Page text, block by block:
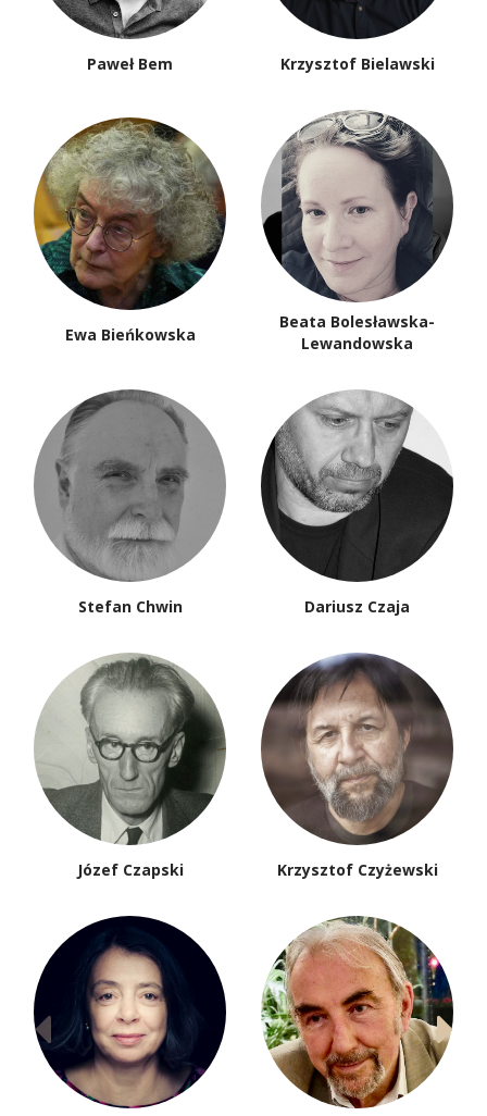
Paweł Bem Krzysztof Bielawski
Ewa Bieńkowska
Beata Bolesławska-
Lewandowska
Stefan Chwin Dariusz Czaja
Józef Czapski Krzysztof Czyżewski